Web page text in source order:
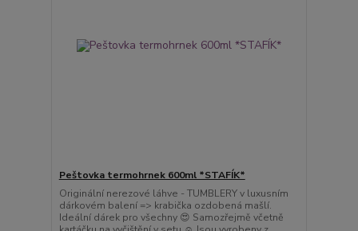
Peštovka termohrnek 600ml *STAFÍK*
Originální nerezové láhve - TUMBLERY v luxusním
dárkovém balení => krabička ozdobená mašlí.
Ideální dárek pro všechny 😍 Samozřejmě včetně